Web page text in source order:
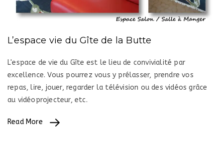
L’espace vie du Gîte de la Butte
L'espace de vie du Gîte est le lieu de convivialité par
excellence. Vous pourrez vous y prélasser, prendre vos
repas, lire, jouer, regarder la télévision ou des vidéos grâce
au vidéoprojecteur, etc.
Read More